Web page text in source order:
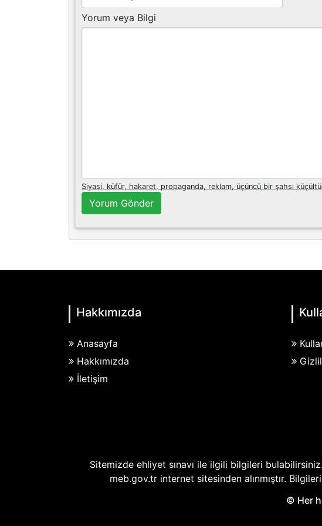
Yorum veya Bilgi
Siyasi, küfür, hakaret, propaganda, reklam, üçüncü bir şahsı
Yorum Gönder
Hakkımızda
Anasayfa
Hakkımızda
İletişim
Sitemizde ehliyet sınavı ile ilgili bilgileri
meb.gov.tr internet sitesinden alınmıştır.
© Her